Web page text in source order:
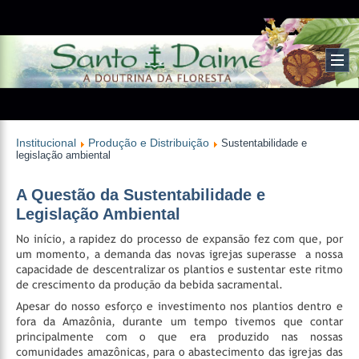
Institucional Produção e Distribuição
Sustentabilidade e
legislação ambiental
A Questão da Sustentabilidade e
Legislação Ambiental
No início, a rapidez do processo de expansão fez com que, por
um momento, a demanda das novas igrejas superasse a nossa
capacidade de descentralizar os plantios e sustentar este ritmo
de crescimento da produção da bebida sacramental.
Apesar do nosso esforço e investimento nos plantios dentro e
fora da Amazônia, durante um tempo tivemos que contar
principalmente com o que era produzido nas nossas
comunidades amazônicas, para o abastecimento das igrejas das